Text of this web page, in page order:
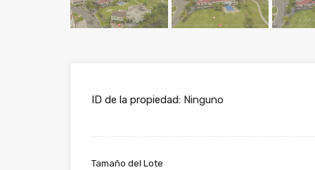
ID de la propiedad: Ninguno
Tamaño del Lote